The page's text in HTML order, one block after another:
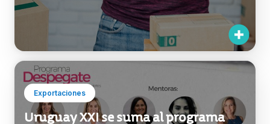
Las empresas de Uruguay podrán
vender sus productos en Amazon